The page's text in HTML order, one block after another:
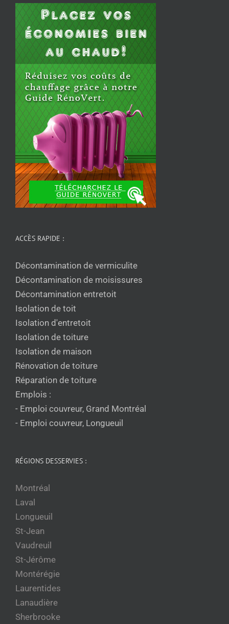
ACCÈS RAPIDE :
Décontamination de vermiculite
Décontamination de moisissures
Décontamination entretoit
Isolation de toit
Isolation d'entretoit
Isolation de toiture
Isolation de maison
Rénovation de toiture
Réparation de toiture
Emplois :
- Emploi couvreur, Grand Montréal
- Emploi couvreur, Longueuil
RÉGIONS DESSERVIES :
Montréal
Laval
Longueuil
St-Jean
Vaudreuil
St-Jérôme
Montérégie
Laurentides
Lanaudière
Sherbrooke